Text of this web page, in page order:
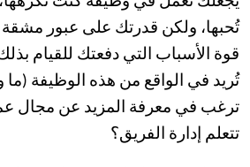
تُحبها، ولكن قدرتك على عبور مشقة
قوة الأسباب التي دفعتك للقيام
تُريد في الواقع من هذه الوظيفة (ما
ترغب في معرفة المزيد عن مجال
تتعلم إدارة الفريق؟